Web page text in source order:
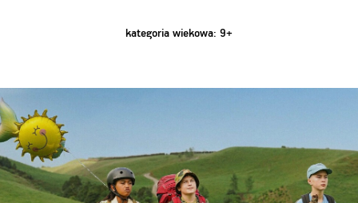
kategoria wiekowa: 9+